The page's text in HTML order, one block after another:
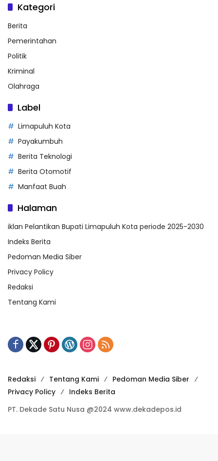
Kategori
Berita
Pemerintahan
Politik
Kriminal
Olahraga
Label
Limapuluh Kota
Payakumbuh
Berita Teknologi
Berita Otomotif
Manfaat Buah
Halaman
iklan Pelantikan Bupati Limapuluh Kota periode 2025-2030
Indeks Berita
Pedoman Media Siber
Privacy Policy
Redaksi
Tentang Kami
Redaksi Tentang Kami
Pedoman Media Siber
Privacy Policy
Indeks Berita
PT. Dekade Satu Nusa @2024 www.dekadepos.id